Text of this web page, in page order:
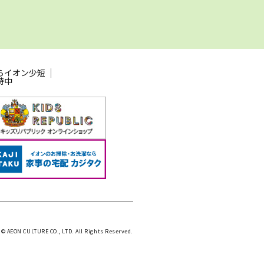
イオン少短
中
AEON CULTURE CO., LTD. All Rights Reserved.